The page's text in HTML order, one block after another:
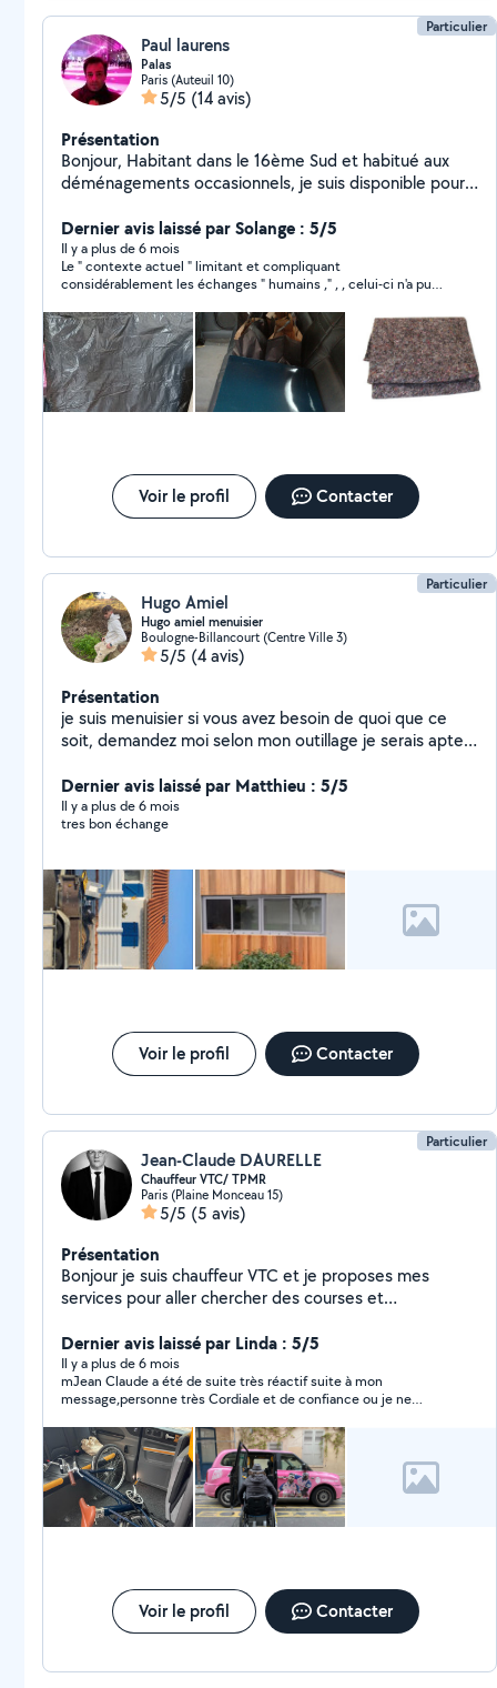
Particulier
Paul laurens
Palas
Paris (Auteuil 10)
5/5 (14 avis)
Présentation
Bonjour, Habitant dans le 16ème Sud et habitué aux
déménagements occasionnels, je suis disponible pour
des sangles élastiques. Possibilité de vous
accompagner en province. Cordialement
Dernier avis laissé par Solange : 5/5
Il y a plus de 6 mois
Le " contexte actuel " limitant et compliquant
considérablement les échanges " humains ," , , celui-ci n'a pu
réalisé ;
Voir le profil Contacter
Particulier
Hugo Amiel
Hugo amiel menuisier
Boulogne-Billancourt (Centre Ville 3)
5/5 (4 avis)
Présentation
je suis menuisier si vous avez besoin de quoi que ce
soit, demandez moi selon mon outillage je serais aptes
bricolage
Dernier avis laissé par Matthieu : 5/5
Il y a plus de 6 mois
tres bon échange
Voir le profil Contacter
Particulier
Jean-Claude DAURELLE
Chauffeur VTC/ TPMR
Paris (Plaine Monceau 15)
5/5 (5 avis)
Présentation
Bonjour je suis chauffeur VTC et je proposes mes
services pour aller chercher des courses et
Dernier avis laissé par Linda : 5/5
Il y a plus de 6 mois
mJean Claude a été de suite très réactif suite à mon
message,personne très Cordiale et de confiance ou je ne
Claude porte sur lui une confiance absolue à 200%
Voir le profil Contacter